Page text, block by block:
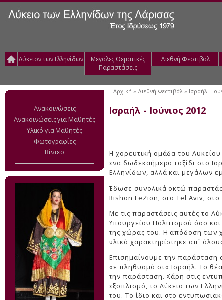
Λύκειον των Ελληνίδων
Μεγάλες Θεματικές
Παραστάσεις
Διεθνή Φεστιβάλ
Ανακοινώσεις
Ανακοινώσεις για Μαθητές
Υλικό για Μαθητές
Φωτογραφίες
Βίντεο
:: Αρχική » Διεθνή Φεστιβάλ » Ισραήλ -
Ισραήλ - Ιούνιος 2012
Η χορευτική ομάδα του
ένα δωδεκαήμερο ταξίδι στο
Ελληνίδων, αλλά και μεγάλων
Έδωσε συνολικά οκτώ
Rishon LeZion, στο Tel Aviv,
Με τις παραστάσεις αυτές το
Υπουργείου Πολιτισμού όσο
της χώρας του. Η απόδοση των
υλικό χαρακτηρίστηκε απ`
Επισημαίνουμε την παράσταση
σε πληθυσμό στο Ισραήλ. Το
την παράσταση. Χάρη στις
εξοπλισμό, το Λύκειο των
του. Το ίδιο και στο